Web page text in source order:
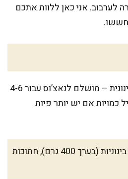
לערבוב. אני כאן ללוות אתכם
המתכון מספיק לקערה בינונית – מושלם לנאצ’וס עבור 4-6
אם יש יותר פיות
4-5 עגבניות בשלות בינוניות (בערך 400 גרם), חתוכות